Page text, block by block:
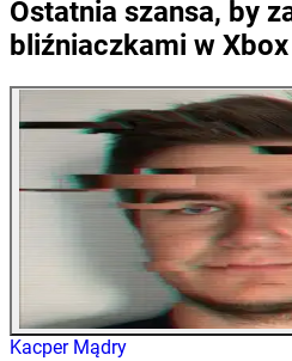
Ostatnia szansa, by
bliźniaczkami w
Kacper Mądry